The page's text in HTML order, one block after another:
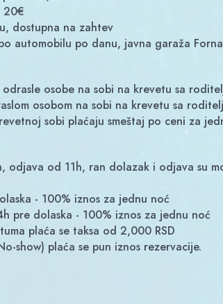
20€
dostupna na zahtev
automobilu po danu, javna garaža
odrasle osobe na sobi na krevetu sa
osobom na sobi na krevetu sa
sobi plaćaju smeštaj po ceni za
odjava od 11h, ran dolazak i odjava su
- 100% iznos za jednu noć
pre dolaska - 100% iznos za jednu noć
plaća se taksa od 2,000 RSD
show) plaća se pun iznos rezervacije.